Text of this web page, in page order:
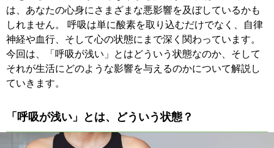
は、あなたの心身にさまざまな悪影響を及ぼしているかも
しれません。 呼吸は単に酸素を取り込むだけでなく、
自律
神経や血行、そして心の状態にまで深く関わっています。
今回は、「呼吸が浅い」とはどういう状態なのか、そして
それが生活にどのような影響を与えるのかについて解説し
ていきます。
「呼吸が浅い」とは、どういう状態？